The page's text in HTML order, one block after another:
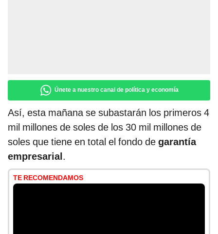
Únete a nuestro canal de política y economía
Así, esta mañana se subastarán los primeros 4
mil millones de soles de los 30 mil millones de
soles que tiene en total el fondo de garantía
empresarial.
TE RECOMENDAMOS